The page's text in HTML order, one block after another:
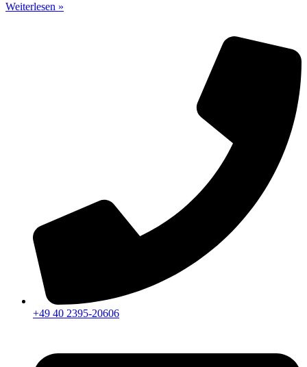
Weiterlesen »
+49 40 2395-20606